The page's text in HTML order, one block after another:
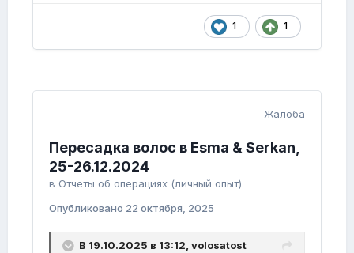
1 1
Жалоба
Пересадка волос в Esma & Serkan,
25-26.12.2024
в Отчеты об операциях (личный опыт)
Опубликовано 22 октября, 2025
В 19.10.2025 в 13:12, volosatost